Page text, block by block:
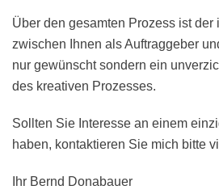
Über den gesamten Prozess ist der
zwischen Ihnen als Auftraggeber
nur gewünscht sondern ein
des kreativen Prozesses.
Sollten Sie Interesse an einem
haben, kontaktieren Sie mich bitte
Ihr Bernd Donabauer